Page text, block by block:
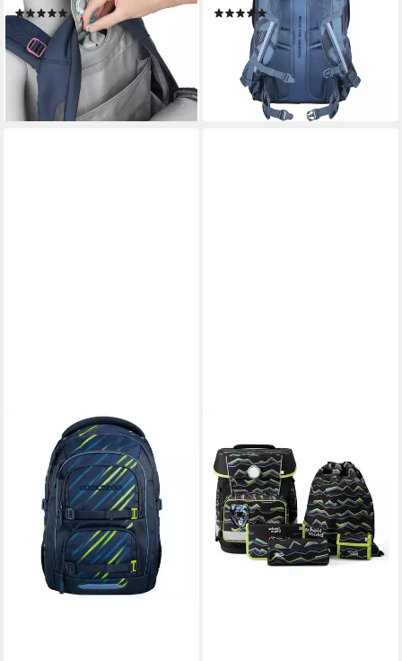
(35)
ab 89,99 € UVP139,99 €
-36%
lieferbar - in 2-3 Werktagen bei dir
+18
(6)
ab 89,99 € UVP 99,99 €
lieferbar - in 2-3 Werktagen bei dir
+7